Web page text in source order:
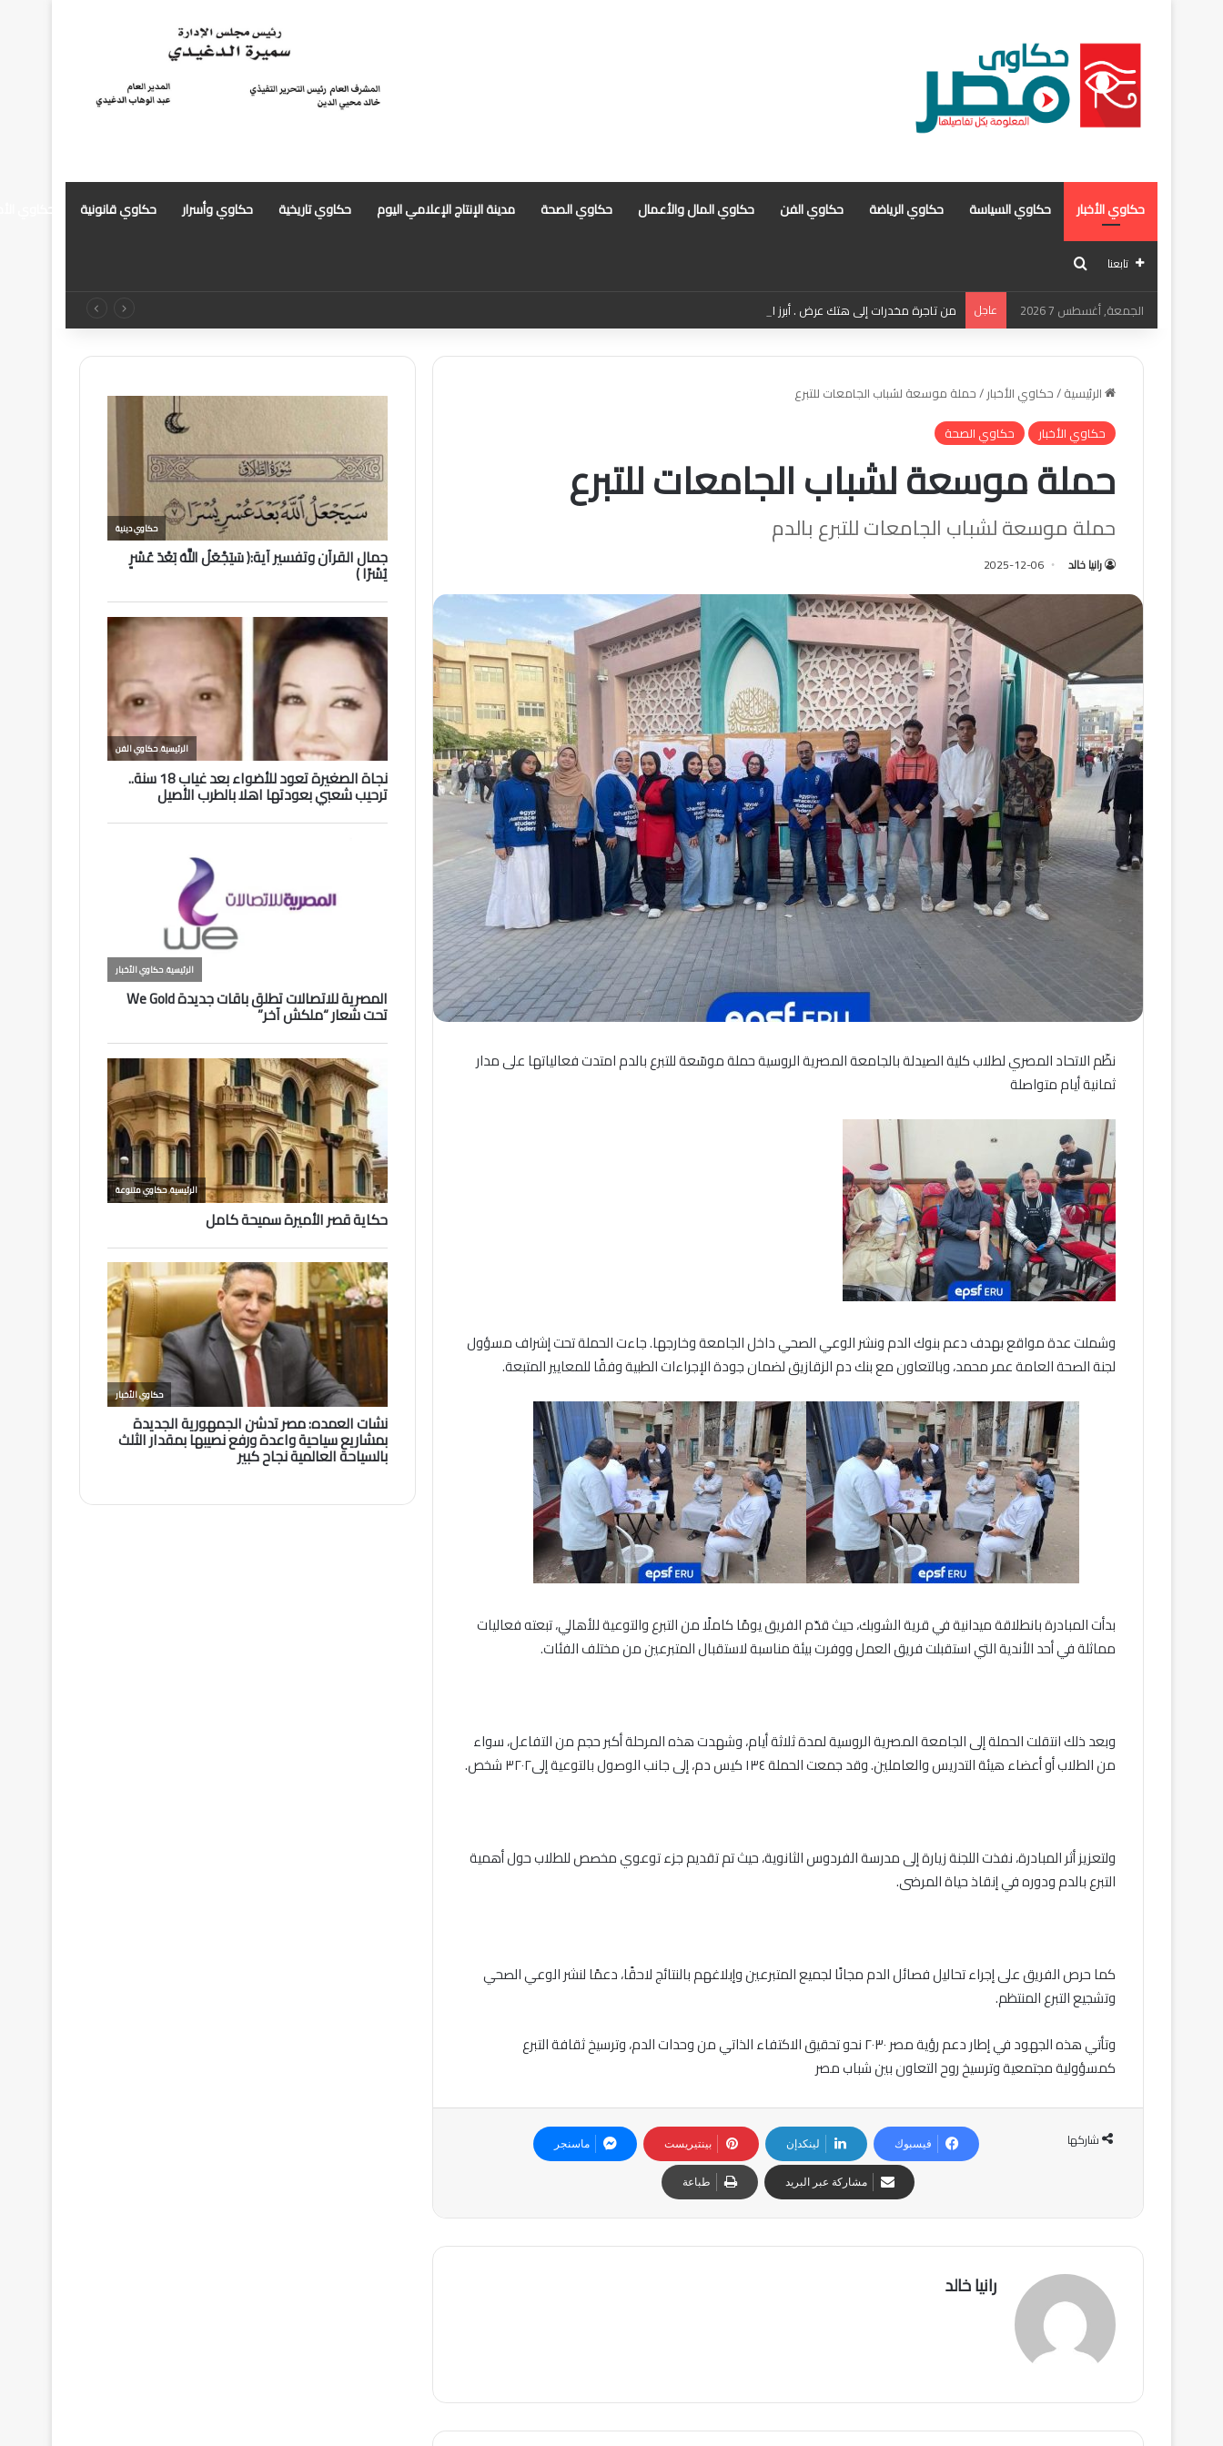
حكاوي الأخبار حكاوي السياسة حكاوي الرياضة حكاوي الفن حكاوي المال والأعمال حكاوي الصحة مدينة الإنتاج الإعلامي اليوم حكاوي تاريخية حكاوي وأسرار حكاوي قانونية حكاوي
تابعنا بحث عن
الجمعة, أغسطس 7 2026 عاجل من تاجرة مخدرات إلى هتك عرض . أبرز التهم الموجهة للمذيعة سارة خليفة بانتظار رأي المفتي
الرئيسية/حكاوي الأخبار/حملة موسعة لشباب الجامعات للتبرع
حكاوي الأخبار
حكاوي الصحة
حملة موسعة لشباب الجامعات للتبرع
حملة موسعة لشباب الجامعات للتبرع بالدم
رانيا خالد 2025-12-06
نظّم الاتحاد المصري لطلاب كلية الصيدلة بالجامعة المصرية الروسية حملة موسّعة للتبرع بالدم امتدت فعالياتها على مدار
ثمانية أيام متواصلة
وشملت عدة مواقع بهدف دعم بنوك الدم ونشر الوعي الصحي داخل الجامعة وخارجها. جاءت الحملة تحت إشراف مسؤول
لجنة الصحة العامة عمر محمد، وبالتعاون مع بنك دم الزقازيق لضمان جودة الإجراءات الطبية وفقًا للمعايير المتبعة.
بدأت المبادرة بانطلاقة ميدانية في قرية الشوبك، حيث قدّم الفريق يومًا كاملًا من التبرع والتوعية للأهالي، تبعته فعاليات
مماثلة في أحد الأندية التي استقبلت فريق العمل ووفرت بيئة مناسبة لاستقبال المتبرعين من مختلف الفئات.
وبعد ذلك انتقلت الحملة إلى الجامعة المصرية الروسية لمدة ثلاثة أيام، وشهدت هذه المرحلة أكبر حجم من التفاعل، سواء
من الطلاب أو أعضاء هيئة التدريس والعاملين. وقد جمعت الحملة ١٣٤ كيس دم، إلى جانب الوصول بالتوعية إلى٣٢٠٢ شخص.
ولتعزيز أثر المبادرة، نفذت اللجنة زيارة إلى مدرسة الفردوس الثانوية، حيث تم تقديم جزء توعوي مخصص للطلاب حول أهمية
التبرع بالدم ودوره في إنقاذ حياة المرضى.
كما حرص الفريق على إجراء تحاليل فصائل الدم مجانًا لجميع المتبرعين وإبلاغهم بالنتائج لاحقًا، دعمًا لنشر الوعي الصحي
وتشجيع التبرع المنتظم.
وتأتي هذه الجهود في إطار دعم رؤية مصر ٢٠٣٠ نحو تحقيق الاكتفاء الذاتي من وحدات الدم، وترسيخ ثقافة التبرع
كمسؤولية مجتمعية وترسيخ روح التعاون بين شباب مصر
شاركها فيسبوك لينكدإن بينتيريست ماسنجر
مشاركة عبر البريد طباعة
رانيا خالد